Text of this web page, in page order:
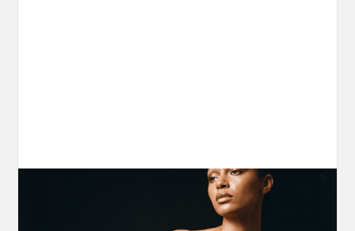
The Nano Banana 2 Handbook
Brian from Litany of Ignition gives a hands-on